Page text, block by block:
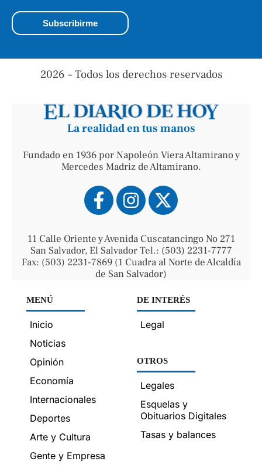
2026 – Todos los derechos reservados
La realidad en tus manos
Fundado en 1936 por Napoleón Viera Altamirano y
Mercedes Madriz de Altamirano.
11 Calle Oriente y Avenida Cuscatancingo No 271
San Salvador, El Salvador Tel.: (503) 2231-7777
Fax: (503) 2231-7869 (1 Cuadra al Norte de Alcaldía
de San Salvador)
MENÚ
Inicio
Noticias
Opinión
Economía
Internacionales
Deportes
Arte y Cultura
Gente y Empresa
DE INTERÉS
Legal
OTROS
Legales
Esquelas y
Obituarios Digitales
Tasas y balances